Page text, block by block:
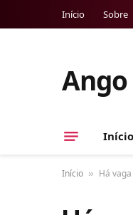
Início Sobre
Ango
Início
Início » Há